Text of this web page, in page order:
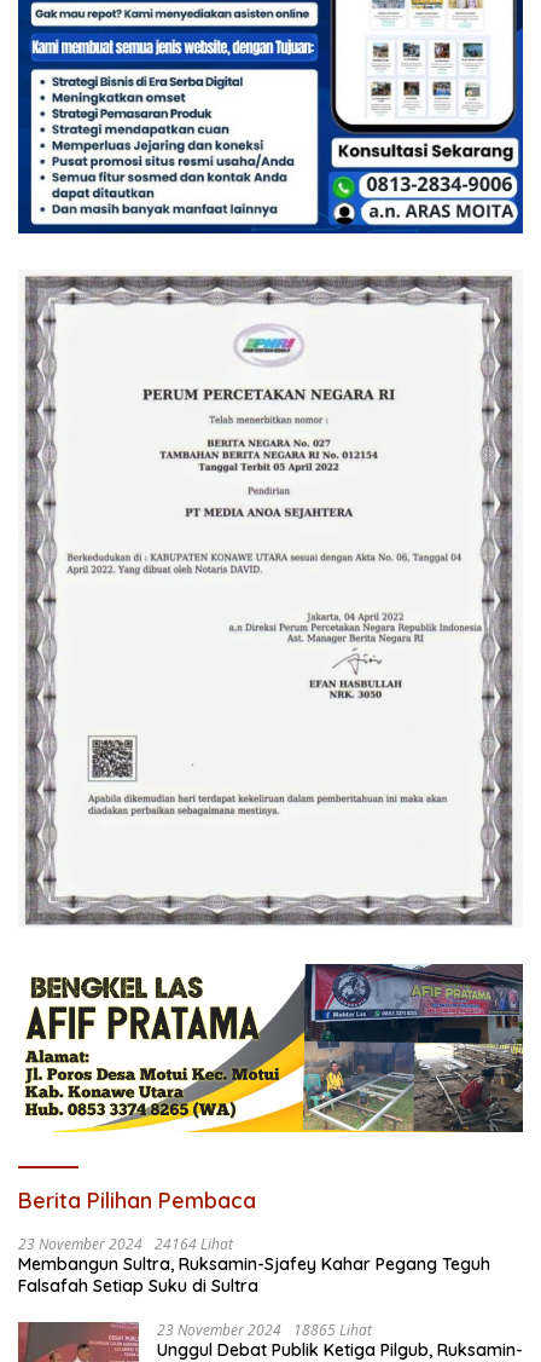
Berita Pilihan Pembaca
23 November 2024 24164 Lihat
Membangun Sultra, Ruksamin-Sjafey Kahar Pegang Teguh
Falsafah Setiap Suku di Sultra
23 November 2024 18865 Lihat
Unggul Debat Publik Ketiga Pilgub, Ruksamin-